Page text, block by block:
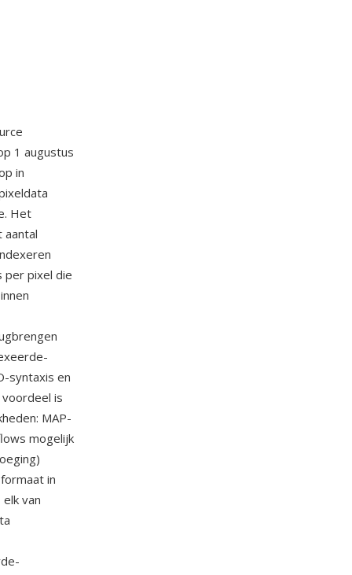
1 augustus
in
Het
per pixel die
syntaxis en
is
MAP-
mogelijk
in
van